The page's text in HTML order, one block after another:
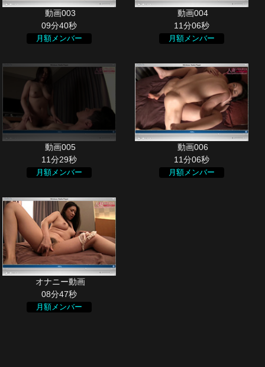
09分40秒
月額メンバー
11分06秒
月額メンバー
11分29秒
月額メンバー
11分06秒
月額メンバー
08分47秒
月額メンバー